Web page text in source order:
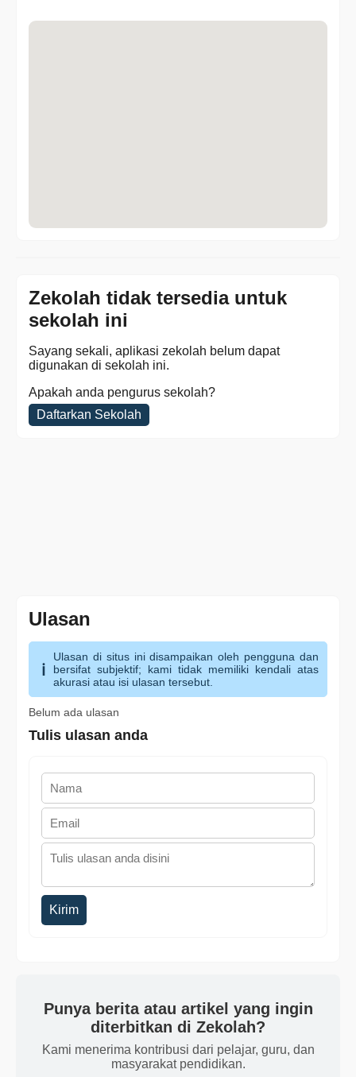
Zekolah tidak tersedia untuk
sekolah ini
Sayang sekali, aplikasi zekolah belum dapat
digunakan di sekolah ini.
Apakah anda pengurus sekolah?
Daftarkan Sekolah
Ulasan
Ulasan di situs ini disampaikan oleh pengguna dan
bersifat subjektif; kami tidak memiliki kendali atas
akurasi atau isi ulasan tersebut.
Belum ada ulasan
Tulis ulasan anda
Kirim
Punya berita atau artikel yang ingin
diterbitkan di Zekolah?
Kami menerima kontribusi dari pelajar, guru, dan
masyarakat pendidikan.